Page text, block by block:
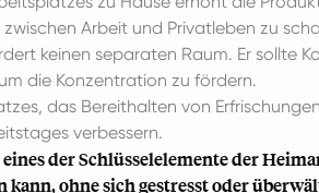
Arbeit und Privatleben zu
keinen separaten Raum. Er sollte
die Konzentration zu fördern.
das Bereithalten von
verbessern.
der Schlüsselelemente der
kann, ohne sichgestresst oder